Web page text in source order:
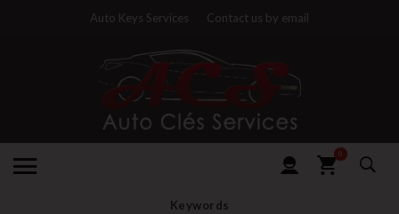
Auto Keys Services Contact us by email
0
Keywords